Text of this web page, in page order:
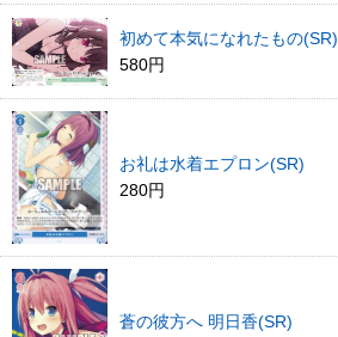
初めて本気になれたもの(SR)
580円
お礼は水着エプロン(SR)
280円
蒼の彼方へ 明日香(SR)